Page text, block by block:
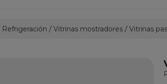
Refrigeración Vitrinas mostradores Vitrinas